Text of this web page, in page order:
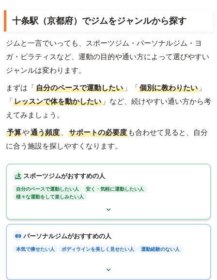
十条駅（京都府）でジムをジャンルから探す
ジムと一言でいっても、スポーツジム・パーソナルジム・ヨ
ガ・ピラティスなど、運動の目的や通い方によって選びやすい
ジャンルは変わります。
まずは「自分のペースで運動したい 」「個別に教わりたい 」
「レッスンで体を動かしたい 」など、続けやすい通い方から考
えてみましょう。
予算や通う頻度 、 サポートの必要度 も合わせて見ると、自分
に合う施設を探しやすくなります。
スポーツジムがおすすめの人
自分のペースで運動したい人
安く・気軽に運動したい人
様々な運動をして楽しみたい人
パーソナルジムがおすすめの人
本気で痩せたい人 ボディラインを美しく見せたい人 運動経験のない人